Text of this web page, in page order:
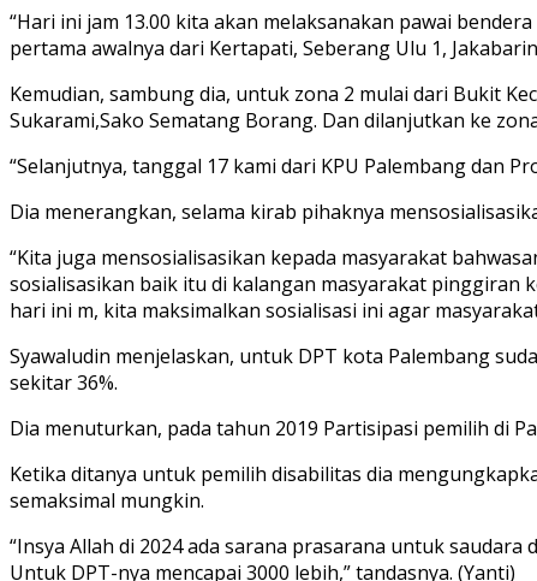
“Hari ini jam 13.00 kita akan melaksanakan pawai
pertama awalnya dari Kertapati, Seberang Ulu 1,
Kemudian, sambung dia, untuk zona 2 mulai dari Bukit
Sukarami,Sako Sematang Borang. Dan dilanjutkan ke
“Selanjutnya, tanggal 17 kami dari KPU Palembang dan
Dia menerangkan, selama kirab pihaknya
“Kita juga mensosialisasikan kepada masyarakat
sosialisasikan baik itu di kalangan masyarakat pinggiran
hari ini m, kita maksimalkan sosialisasi ini agar
Syawaludin menjelaskan, untuk DPT kota Palembang
sekitar 36%.
Dia menuturkan, pada tahun 2019 Partisipasi pemilih di
Ketika ditanya untuk pemilih disabilitas dia
semaksimal mungkin.
“Insya Allah di 2024 ada sarana prasarana untuk saudara
Untuk DPT-nya mencapai 3000 lebih,” tandasnya. (Yanti)